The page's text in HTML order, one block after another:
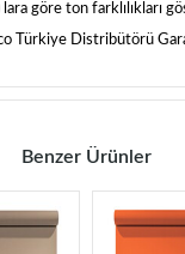
göre ton farklılıkları
Türkiye Distribütörü
Benzer Ürünler